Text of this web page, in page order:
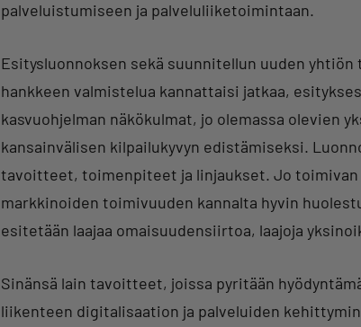
palveluistumiseen ja palveluliiketoimintaan.
Esitysluonnoksen sekä suunnitellun uuden
hankkeen valmistelua kannattaisi jatkaa,
kasvuohjelman näkökulmat, jo olemassa olevien
kansainvälisen kilpailukyvyn edistämiseksi.
tavoitteet, toimenpiteet ja linjaukset. Jo
markkinoiden toimivuuden kannalta hyvin
esitetään laajaa omaisuudensiirtoa, laajoja
Sinänsä lain tavoitteet, joissa pyritään
liikenteen digitalisaation ja palveluiden